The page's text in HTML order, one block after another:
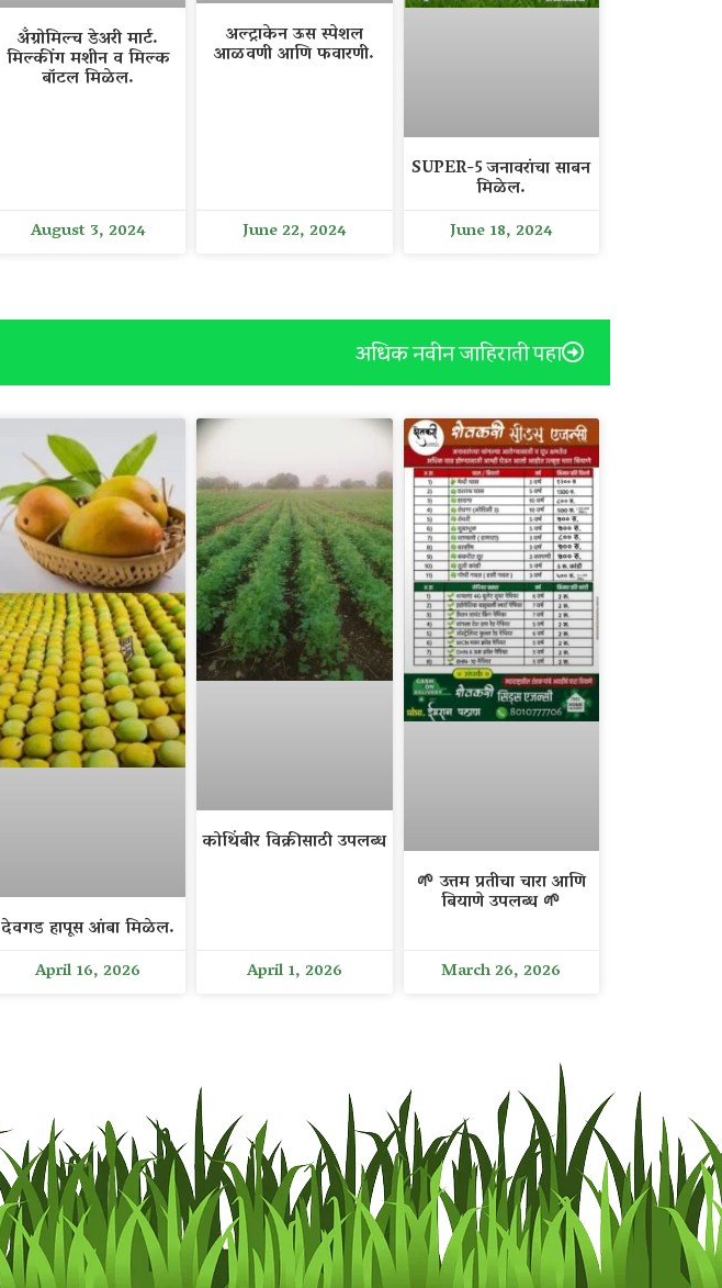
अँग्रोमिल्च डेअरी मार्ट.
मिल्कींग मशीन व मिल्क
बॉटल मिळेल.
August 3, 2024
अल्ट्राकेन ऊस स्पेशल
आळवणी आणि फवारणी.
June 22, 2024
SUPER-5 जनावरांचा साबन
मिळेल.
June 18, 2024
अधिक नवीन जाहिराती पहा
देवगड हापूस आंबा मिळेल.
April 16, 2026
कोथिंबीर विक्रीसाठी उपलब्ध
April 1, 2026
🌱 उत्तम प्रतीचा चारा आणि
बियाणे उपलब्ध 🌱
March 26, 2026